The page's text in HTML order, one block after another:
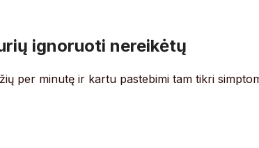
ignoruoti nereikėtų
per minutę ir kartu pastebimi tam tikri